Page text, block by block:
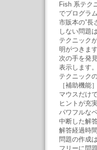
Fish 系テク
でプログラ
市販本の”長
しない問題
テクニック
明がつきます
次の手を発
表示します。
テクニック
［補助機能］
マウスだけ
ヒントが充
パワフルな
中断した解
解答経過時
問題の作成
フリーに問